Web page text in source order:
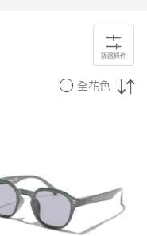
篩選條件
全花色